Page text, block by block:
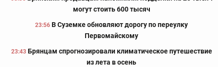
могут стоить 600 тысяч
23:56 В Суземке обновляют дорогу по переулку
Первомайскому
23:43 Брянцам спрогнозировали климатическое путешествие
из лета в осень